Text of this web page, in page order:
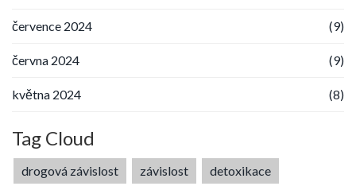
července 2024 (9)
června 2024 (9)
května 2024 (8)
Tag Cloud
drogová závislost závislost
detoxikace